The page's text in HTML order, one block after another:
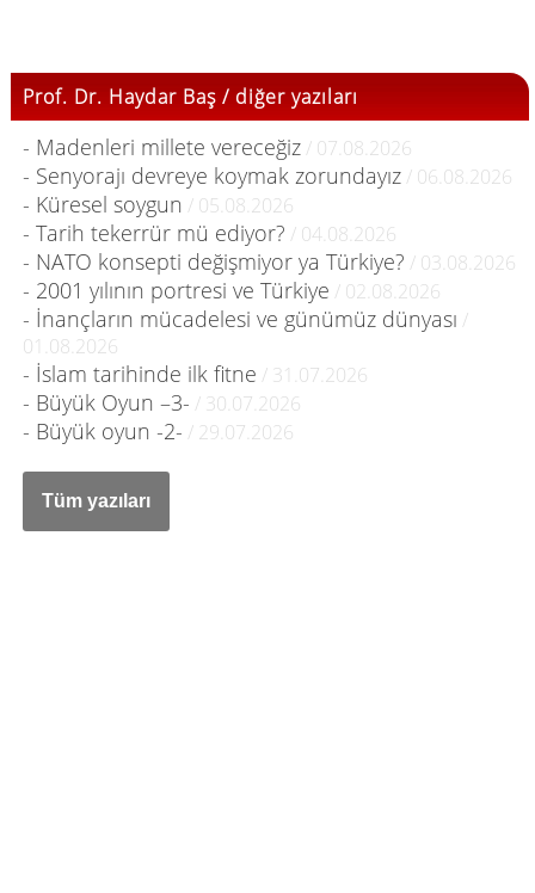
Prof. Dr. Haydar Baş / diğer yazıları
- Madenleri millete vereceğiz/ 07.08.2026
- Senyorajı devreye koymak zorundayız/ 06.08.2026
- Küresel soygun / 05.08.2026
- Tarih tekerrür mü ediyor? / 04.08.2026
- NATO konsepti değişmiyor ya Türkiye? / 03.08.2026
- 2001 yılının portresi ve Türkiye / 02.08.2026
- İnançların mücadelesi ve günümüz dünyası /
01.08.2026
- İslam tarihinde ilk fitne / 31.07.2026
- Büyük Oyun –3- / 30.07.2026
- Büyük oyun -2- / 29.07.2026